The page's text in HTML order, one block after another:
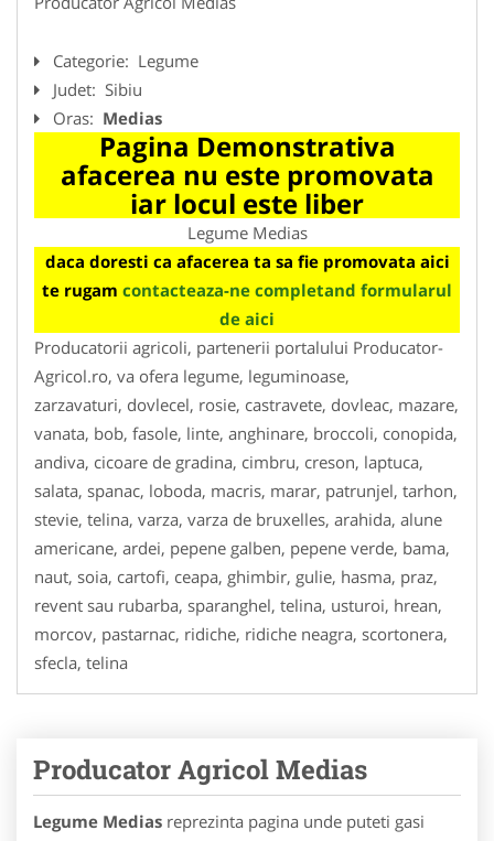
Categorie: Legume
Judet: Sibiu
Oras: Medias
Pagina Demonstrativa
afacerea nu este promovata
iar locul este liber
Legume Medias
daca doresti ca afacerea ta sa fie promovata aici
te rugam contacteaza-ne completand formularul
de aici
Producatorii agricoli, partenerii portalului Producator-
Agricol.ro, va ofera legume, leguminoase,
zarzavaturi, dovlecel, rosie, castravete, dovleac, mazare,
vanata, bob, fasole, linte, anghinare, broccoli, conopida,
andiva, cicoare de gradina, cimbru, creson, laptuca,
salata, spanac, loboda, macris, marar, patrunjel, tarhon,
stevie, telina, varza, varza de bruxelles, arahida, alune
americane, ardei, pepene galben, pepene verde, bama,
naut, soia, cartofi, ceapa, ghimbir, gulie, hasma, praz,
revent sau rubarba, sparanghel, telina, usturoi, hrean,
morcov, pastarnac, ridiche, ridiche neagra, scortonera,
sfecla, telina
Producator Agricol Medias
Legume Medias reprezinta pagina unde puteti gasi